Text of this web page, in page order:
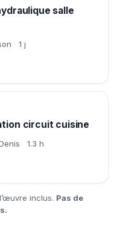
salle
1 j
circuit cuisine
1.3 h
inclus. Pas de